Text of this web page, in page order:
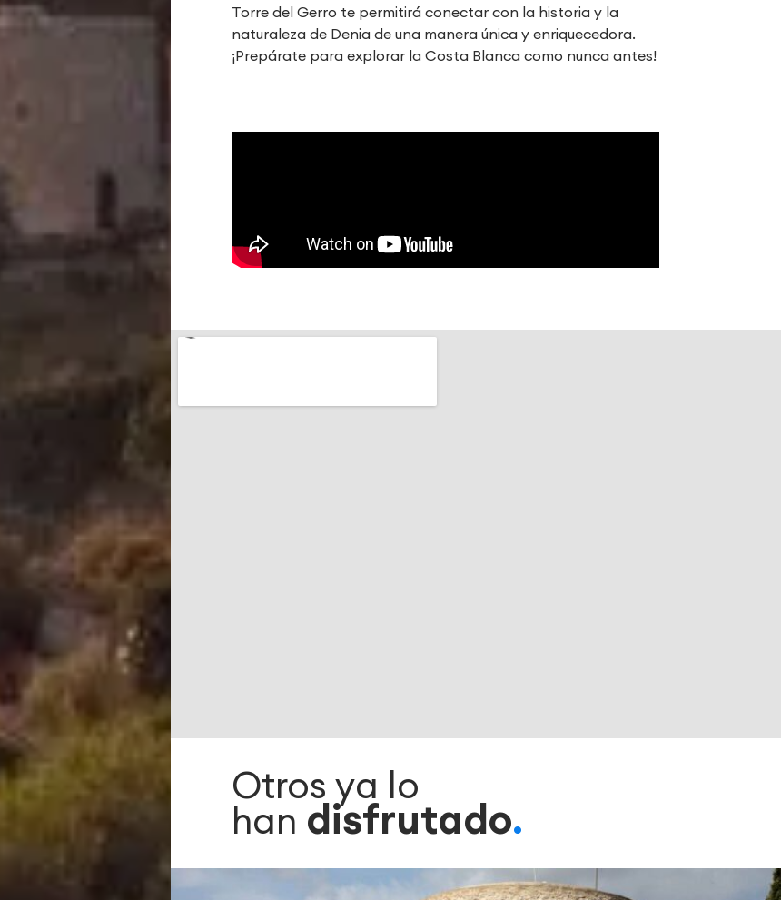
Torre del Gerro te permitirá conectar con la historia y la
naturaleza de Denia de una manera única y enriquecedora.
¡Prepárate para explorar la Costa Blanca como nunca antes!
Otros ya lo
han disfrutado.